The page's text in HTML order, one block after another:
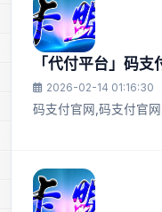
「代付平台」码
2026-02-14 01:16:30
码支付官网,码支付官